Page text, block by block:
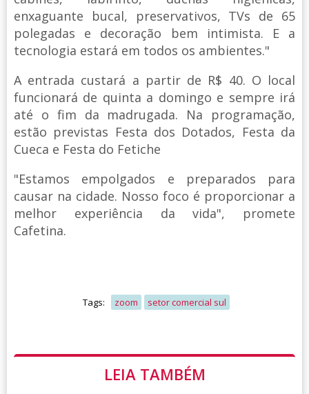
enxaguante bucal, preservativos, TVs de 65
polegadas e decoração bem intimista. E a
tecnologia estará em todos os ambientes."
A entrada custará a partir de R$ 40. O local
funcionará de quinta a domingo e sempre irá
até o fim da madrugada. Na programação,
estão previstas Festa dos Dotados, Festa da
Cueca e Festa do Fetiche
"Estamos empolgados e preparados para
causar na cidade. Nosso foco é proporcionar a
melhor experiência da vida", promete
Cafetina.
Tags: zoom setor comercial sul
LEIA TAMBÉM